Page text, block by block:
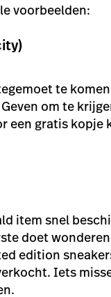
voorbeelden:
te
om te
een gratis
item snel
doet
edition
Iets